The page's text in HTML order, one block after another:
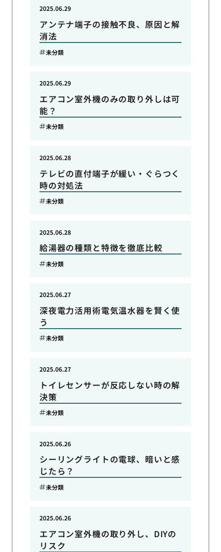
アンテナ端子の接触不良、原因と解
消法
2025.06.29
未分類
エアコン室外機のみの取り外しは可
能？
2025.06.29
未分類
テレビの直付端子が緩い・ぐらつく
時の対処法
2025.06.28
未分類
給湯器の種類と特徴を徹底比較
2025.06.28
未分類
深夜電力活用術電気温水器を賢く使
う
2025.06.27
未分類
トイレセンサーが反応しない時の解
決策
2025.06.27
未分類
シーリングライトの電球、暗いと感
じたら？
2025.06.26
未分類
エアコン室外機の取り外し、DIYの
リスク
2025.06.26